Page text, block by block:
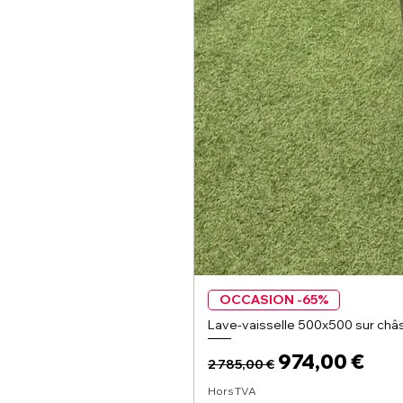
OCCASION -65%
Lave-vaisselle 500x500 sur
Prix original
2 785,00 € Prix
974,00 €
Hors TVA